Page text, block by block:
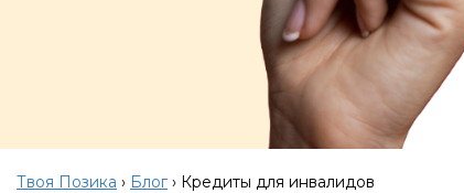
Твоя Позика › Блог› Кредиты для инвалидов